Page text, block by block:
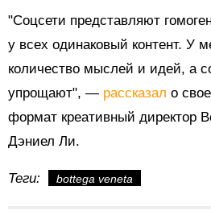
"Соцсети представляют
у всех одинаковый контент. У
количество мыслей и идей, а
упрощают", — рассказал о
формат креативный директор
Дэниел Ли.
Теги: bottega veneta